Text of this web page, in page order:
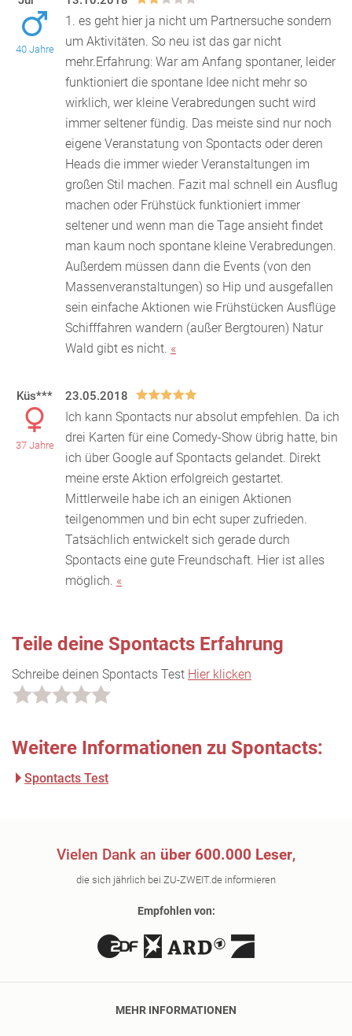
40 Jahre
1. es geht hier ja nicht um Partnersuche sondern
um Aktivitäten. So neu ist das gar nicht
mehr.Erfahrung: War am Anfang spontaner, leider
funktioniert die spontane Idee nicht mehr so
wirklich, wer kleine Verabredungen sucht wird
immer seltener fündig. Das meiste sind nur noch
eigene Veranstatung von Spontacts oder deren
Heads die immer wieder Veranstaltungen im
großen Stil machen. Fazit mal schnell ein Ausflug
machen oder Frühstück funktioniert immer
seltener und wenn man die Tage ansieht findet
man kaum noch spontane kleine Verabredungen.
Außerdem müssen dann die Events (von den
Massenveranstaltungen) so Hip und ausgefallen
sein einfache Aktionen wie Frühstücken Ausflüge
Schifffahren wandern (außer Bergtouren) Natur
Wald gibt es nicht. «
Küs***
37 Jahre
23.05.2018
Ich kann Spontacts nur absolut empfehlen. Da ich
drei Karten für eine Comedy-Show übrig hatte, bin
ich über Google auf Spontacts gelandet. Direkt
meine erste Aktion erfolgreich gestartet.
Mittlerweile habe ich an einigen Aktionen
teilgenommen und bin echt super zufrieden.
Tatsächlich entwickelt sich gerade durch
Spontacts eine gute Freundschaft. Hier ist alles
möglich. «
Teile deine Spontacts Erfahrung
Schreibe deinen Spontacts Test Hier klicken
Weitere Informationen zu Spontacts:
Spontacts Test
Vielen Dank an über 600.000 Leser,
die sich jährlich bei ZU-ZWEIT.de informieren
Empfohlen von:
MEHR INFORMATIONEN